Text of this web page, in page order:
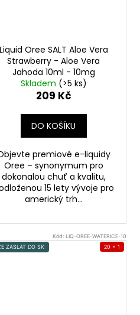
Liquid Oree SALT Aloe Vera
Strawberry - Aloe Vera
Jahoda 10ml - 10mg
Skladem (>5 ks)
209 Kč
DO KOŠÍKU
premiové e-liquidy
Oree – synonymum pro
dokonalou chuť a kvalitu,
15 lety vývoje pro
americký trh...
Kód: LIQ-OREE-WATERICE-10
ZASLAT DO SK
20 + 1